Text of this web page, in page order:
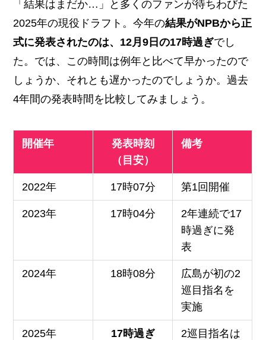
「結果はまだか…」と多くのファンが待ちわびた
2025年の現役ドラフト。今年の結果がNPBから正
式に発表されたのは、12月9日の17時過ぎでし
た。では、この時間は例年と比べて早かったので
しょうか、それとも遅かったのでしょうか。過去
4年間の発表時間を比較してみましょう。
開催年
発表時刻
（目安）
備考
2022年 17時07分 第1回開催
2023年 17時04分
2年連続で17
時過ぎに発
表
2024年 18時08分
広島が初の2
巡目指名を
実施
2025年 17時過ぎ
2巡目指名は